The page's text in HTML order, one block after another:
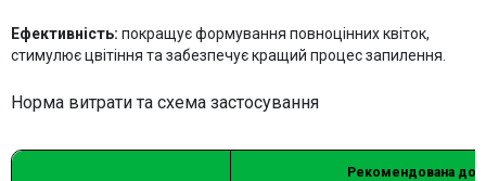
Ефективність: покращує формування повноцінних квіток,
стимулює цвітіння та забезпечує кращий процес запилення.
Норма витрати та схема застосування
Рекомендована